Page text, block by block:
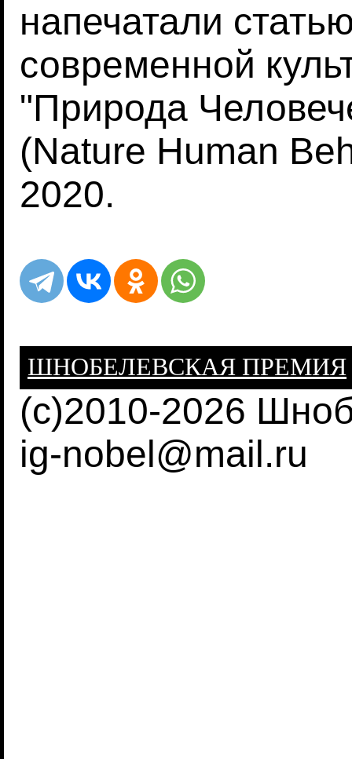
напечатали
современной
"Природа
(Nature Human
2020.
ШНОБЕЛЕВСКАЯ ПРЕМИЯ
(c)2010-2026
ig-nobel@mail.ru